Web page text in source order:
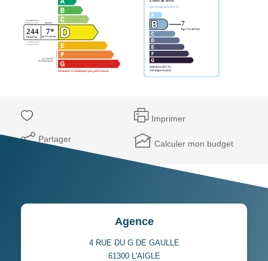
Imprimer
Partager Calculer mon budget
Agence
4 RUE DU G DE GAULLE
61300 L'AIGLE